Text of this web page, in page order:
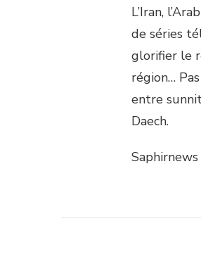
L’Iran,
de séries
glorifier le
région…
entre
Daech.
Saphirnews